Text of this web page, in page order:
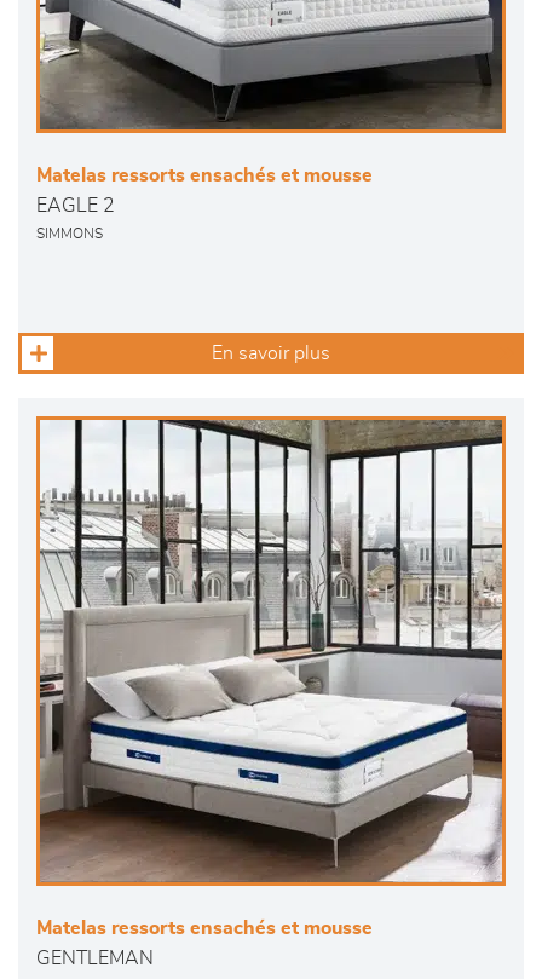
Matelas ressorts ensachés et mousse
EAGLE 2
SIMMONS
En savoir plus
Matelas ressorts ensachés et mousse
GENTLEMAN